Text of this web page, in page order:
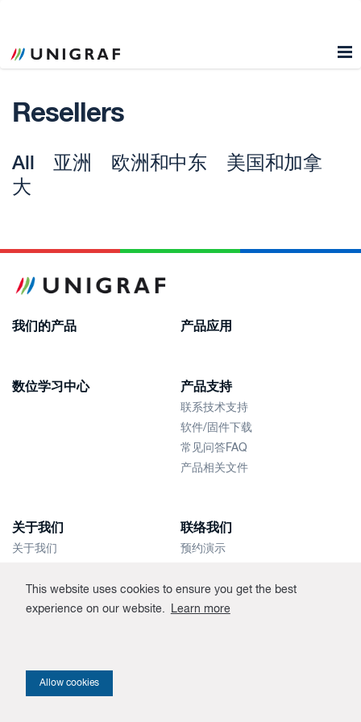
This website uses cookies to ensure you get the best
experience on our website.
Learn more
Allow cookies
Resellers
All 亚洲 欧洲和中东
美国和加拿
大
我们的产品 产品应用
数位学习中心 产品支持
联系技术支持
软件/固件下载
常见问答FAQ
产品相关文件
关于我们
关于我们
联络我们
预约演示
经销商